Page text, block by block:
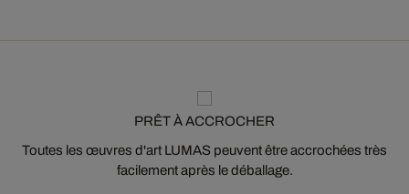
PRÊT À ACCROCHER
Toutes les œuvres d'art LUMAS peuvent être accrochées très
facilement après le déballage.